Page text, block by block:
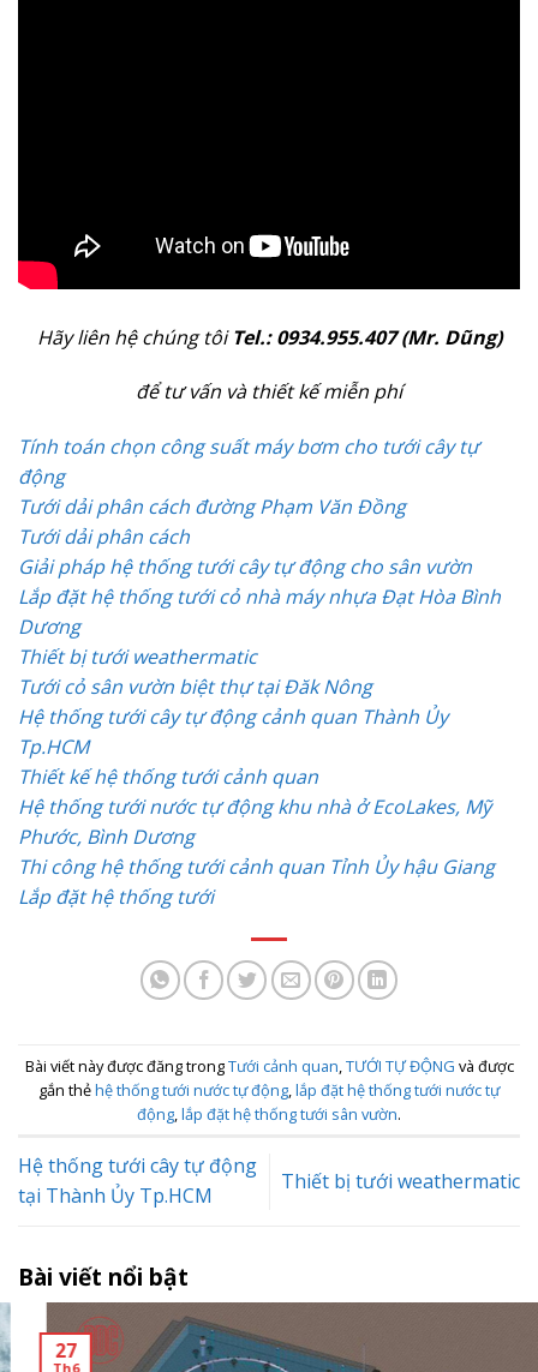
Hãy liên hệ chúng tôiTel.: 0934.955.407 (Mr. Dũng)
để tư vấn và thiết kế miễn phí
Tính toán chọn công suất máy bơm cho tưới cây tự
động
Tưới dải phân cách đường Phạm Văn Đồng
Tưới dải phân cách
Giải pháp hệ thống tưới cây tự động cho sân vườn
Lắp đặt hệ thống tưới cỏ nhà máy nhựa Đạt Hòa Bình
Dương
Thiết bị tưới weathermatic
Tưới cỏ sân vườn biệt thự tại Đăk Nông
Hệ thống tưới cây tự động cảnh quan Thành Ủy
Tp.HCM
Thiết kế hệ thống tưới cảnh quan
Hệ thống tưới nước tự động khu nhà ở EcoLakes, Mỹ
Phước, Bình Dương
Thi công hệ thống tưới cảnh quan Tỉnh Ủy hậu Giang
Lắp đặt hệ thống tưới
Bài viết này được đăng trongTưới cảnh quan TƯỚI TỰ ĐỘNG và được
gắn thẻhệ thống tưới nước tự động lắp đặt hệ thống tưới nước tự
động lắp đặt hệ thống tưới sân vườn.
Hệ thống tưới cây tự động
tại Thành Ủy Tp.HCM
Thiết bị tưới weathermatic
Bài viết nổi bật